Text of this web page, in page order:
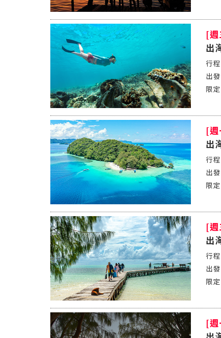
[
出
[
出
[
出
[